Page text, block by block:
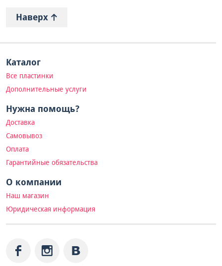
Наверх
Каталог
Все пластинки
Дополнительные услуги
Нужна помощь?
Доставка
Самовывоз
Оплата
Гарантийные обязательства
О компании
Наш магазин
Юридическая информация